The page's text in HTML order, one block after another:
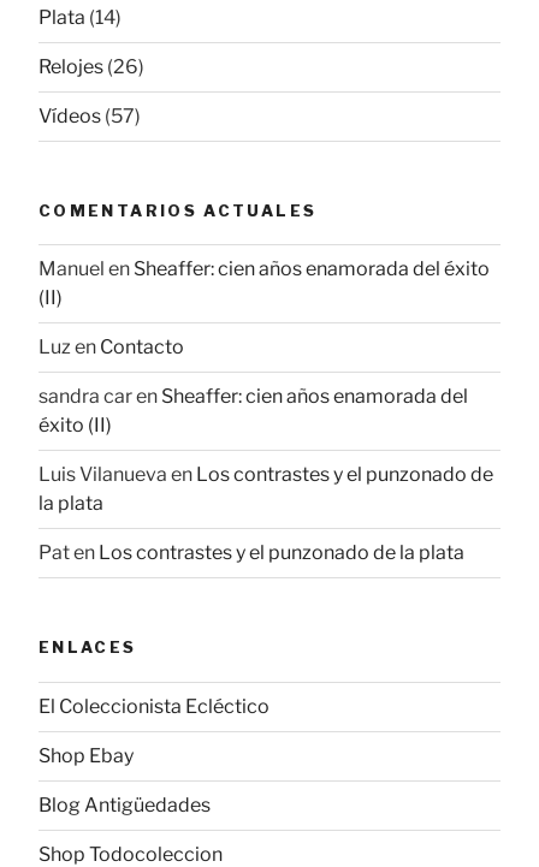
Plata (14)
Relojes (26)
Vídeos (57)
COMENTARIOS ACTUALES
Manuel en Sheaffer: cien años enamorada del éxito
(II)
Luzen Contacto
sandra caren Sheaffer: cien años enamorada del
éxito (II)
Luis Vilanueva en Los contrastes y el punzonado de
la plata
Paten Los contrastes y el punzonado de la plata
ENLACES
El Coleccionista Ecléctico
Shop Ebay
Blog Antigüedades
Shop Todocoleccion